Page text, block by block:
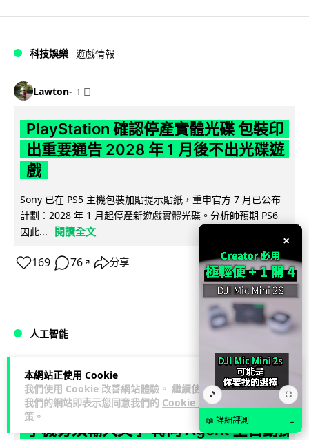
本網站正使用 Cookie
我們使用 Cookie 改善網站體驗。 繼續使用
我們的網站即表示您同意我們的 Cookie 政
策 。
科技娛樂 遊戲情報
Lawton 1 日
PlayStation 確認停產實體光碟 包裝印
出重要通告 2028 年 1 月後不出光碟遊
戲
Sony 已在 PS5 主機包裝加貼提示貼紙，重申官方 7 月已公布
計劃：2028 年 1 月起停產新遊戲實體光碟。分析師預期 PS6
因此...
閱讀全文
169 76 ↗ 分享
人工智能
Vin 1 日
Samsung 展示 Galaxy AI 新方向 未來
手機毋須輸入文字 轉向 Agent 全自動操
×
🎵 ⛶
📖 詳細評測 →